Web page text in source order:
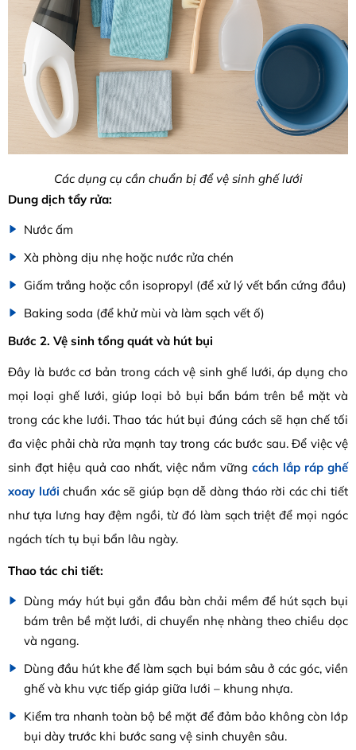
Các dụng cụ cần chuẩn bị để vệ sinh ghế lưới
Dung dịch tẩy rửa:
Nước ấm
Xà phòng dịu nhẹ hoặc nước rửa chén
Giấm trắng hoặc cồn isopropyl (để xử lý vết bẩn cứng đầu)
Baking soda (để khử mùi và làm sạch vết ố)
Bước 2. Vệ sinh tổng quát và hút bụi
Đây là bước cơ bản trong cách vệ sinh ghế lưới, áp dụng cho
mọi loại ghế lưới, giúp loại bỏ bụi bẩn bám trên bề mặt và
trong các khe lưới. Thao tác hút bụi đúng cách sẽ hạn chế tối
đa việc phải chà rửa mạnh tay trong các bước sau. Để việc vệ
sinh đạt hiệu quả cao nhất, việc nắm vững cách lắp ráp ghế
xoay lưới chuẩn xác sẽ giúp bạn dễ dàng tháo rời các chi tiết
như tựa lưng hay đệm ngồi, từ đó làm sạch triệt để mọi ngóc
ngách tích tụ bụi bẩn lâu ngày.
Thao tác chi tiết:
Dùng máy hút bụi gắn đầu bàn chải mềm để hút sạch bụi
bám trên bề mặt lưới, di chuyển nhẹ nhàng theo chiều dọc
và ngang.
Dùng đầu hút khe để làm sạch bụi bám sâu ở các góc, viền
ghế và khu vực tiếp giáp giữa lưới – khung nhựa.
Kiểm tra nhanh toàn bộ bề mặt để đảm bảo không còn lớp
bụi dày trước khi bước sang vệ sinh chuyên sâu.